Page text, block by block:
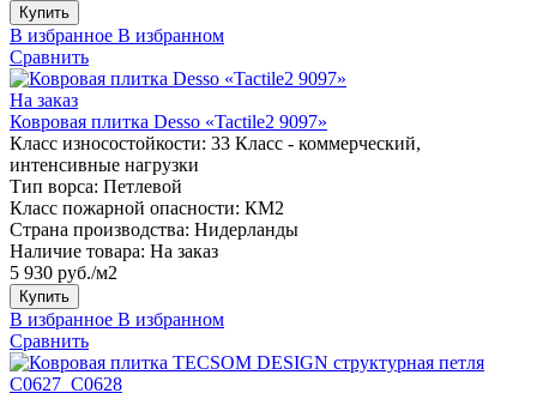
Купить
В избранное В избранном
Сравнить
На заказ
Ковровая плитка Desso «Tactile2 9097»
Класс износостойкости: 33 Класс - коммерческий,
интенсивные нагрузки
Тип ворса: Петлевой
Класс пожарной опасности: КМ2
Страна производства: Нидерланды
Наличие товара: На заказ
5 930 руб./м2
Купить
В избранное В избранном
Сравнить